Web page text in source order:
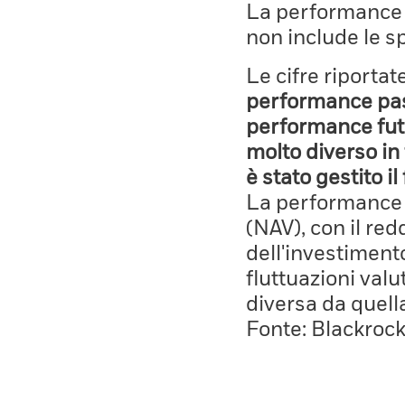
La
non include le
Le cifre
performance
performance
molto diverso
è stato gestito il
La
(NAV), con il
fluttuazioni
diversa da
Fonte: Blackrock